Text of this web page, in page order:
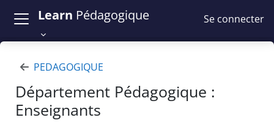
Learn Pédagogique Se connecter
PEDAGOGIQUE
Département Pédagogique :
Enseignants